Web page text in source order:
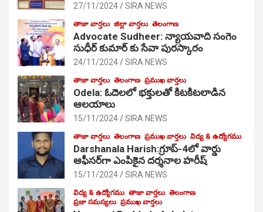
27/11/2024 SIRA NEWS
తాజా వార్తలు జిల్లా వార్తలు తెలంగాణ
Advocate Sudheer: న్యాయవాది సంగెం
సుధీర్ కుమార్ కు సేవా పురస్కారం
24/11/2024 SIRA NEWS
తాజా వార్తలు తెలంగాణ ప్రముఖ వార్తలు
Odela: ఓదెల‌లో భక్తులతో కిటకిటలాడిన
ఆల‌యాలు
15/11/2024 SIRA NEWS
తాజా వార్తలు తెలంగాణ ప్రముఖ వార్తలు విద్య & ఉద్యోగము
Darshanala Harish:గ్రూప్-4లో వార్డు
ఆఫీసర్‌గా ఎంపికైన దర్శనాల హరీష్
15/11/2024 SIRA NEWS
విద్య & ఉద్యోగము తాజా వార్తలు తెలంగాణ
ప్రజా సమస్యలు ప్రముఖ వార్తలు